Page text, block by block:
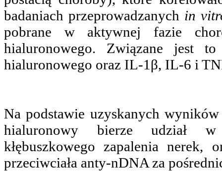
badaniach przeprowadzanych in
pobrane w aktywnej fazie
hialuronowego. Związane jest
hialuronowego oraz IL-1β, IL-6 i
Na podstawie uzyskanych
hialuronowy bierze udział w
kłębuszkowego zapalenia
przeciwciała anty-nDNA za